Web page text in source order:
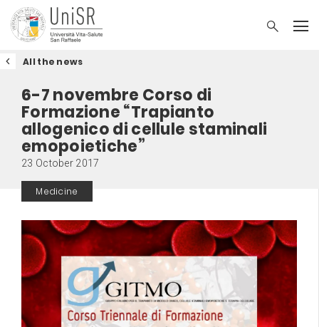
All the news
6-7 novembre Corso di
Formazione “Trapianto
allogenico di cellule staminali
emopoietiche”
23 October 2017
Medicine